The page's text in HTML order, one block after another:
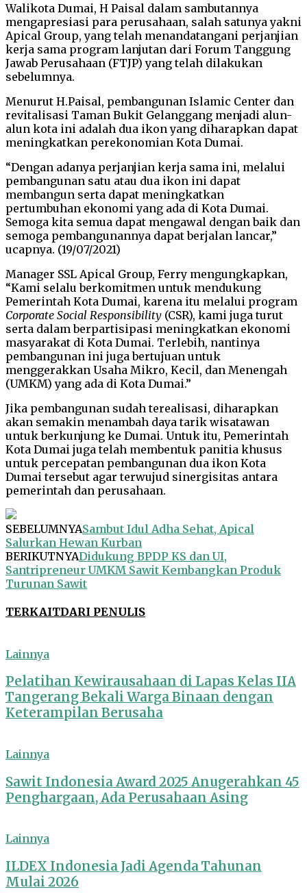
Walikota Dumai, H Paisal dalam sambutannya
mengapresiasi para perusahaan, salah satunya yakni
Apical Group, yang telah menandatangani perjanjian
kerja sama program lanjutan dari Forum Tanggung
Jawab Perusahaan (FTJP) yang telah dilakukan
sebelumnya.
Menurut H.Paisal, pembangunan Islamic Center dan
revitalisasi Taman Bukit Gelanggang menjadi alun-
alun kota ini adalah dua ikon yang diharapkan dapat
meningkatkan perekonomian Kota Dumai.
“Dengan adanya perjanjian kerja sama ini, melalui
pembangunan satu atau dua ikon ini dapat
membangun serta dapat meningkatkan
pertumbuhan ekonomi yang ada di Kota Dumai.
Semoga kita semua dapat mengawal dengan baik dan
semoga pembangunannya dapat berjalan lancar,”
ucapnya. (19/07/2021)
Manager SSL Apical Group, Ferry mengungkapkan,
“Kami selalu berkomitmen untuk mendukung
Pemerintah Kota Dumai, karena itu melalui program
Corporate Social Responsibility (CSR), kami jugaturut
serta dalamberpartisipasi meningkatkan ekonomi
masyarakat di Kota Dumai. Terlebih, nantinya
pembangunan ini juga bertujuan untuk
menggerakkan Usaha Mikro, Kecil, dan Menengah
(UMKM) yang ada di Kota Dumai.”
Jika pembangunan sudah terealisasi, diharapkan
akan semakin menambah daya tarik wisatawan
untuk berkunjung ke Dumai. Untuk itu, Pemerintah
Kota Dumai juga telah membentuk panitia khusus
untuk percepatan pembangunan dua ikon Kota
Dumai tersebut agar terwujud sinergisitas antara
pemerintah dan perusahaan.
SEBELUMNYASambut Idul Adha Sehat, Apical
Salurkan Hewan Kurban
BERIKUTNYADidukung BPDP KS dan UI,
Santripreneur UMKM Sawit Kembangkan Produk
Turunan Sawit
TERKAITDARI PENULIS
Lainnya
Pelatihan Kewirausahaan di Lapas Kelas IIA
Tangerang Bekali Warga Binaan dengan
Keterampilan Berusaha
Lainnya
Sawit Indonesia Award 2025 Anugerahkan 45
Penghargaan, Ada Perusahaan Asing
Lainnya
ILDEX Indonesia Jadi Agenda Tahunan
Mulai 2026